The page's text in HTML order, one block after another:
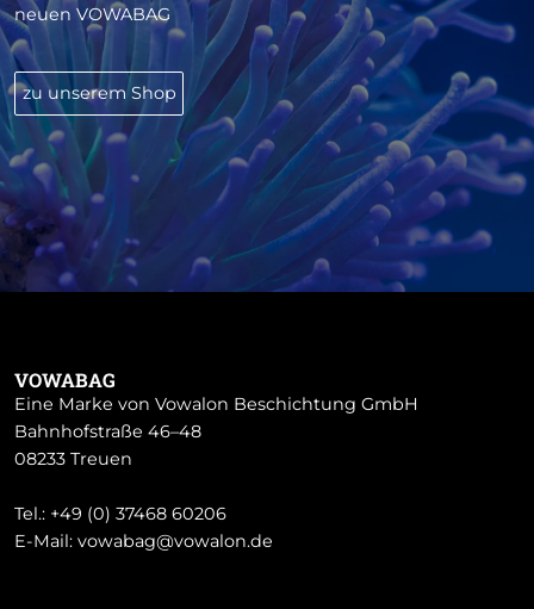
neuen VOWABAG
zu unserem Shop
VOWABAG
Eine Marke von Vowalon Beschichtung GmbH
Bahnhofstraße 46–48
08233 Treuen
Tel.: +49 (0) 37468 60206
E-Mail: vowabag@vowalon.de